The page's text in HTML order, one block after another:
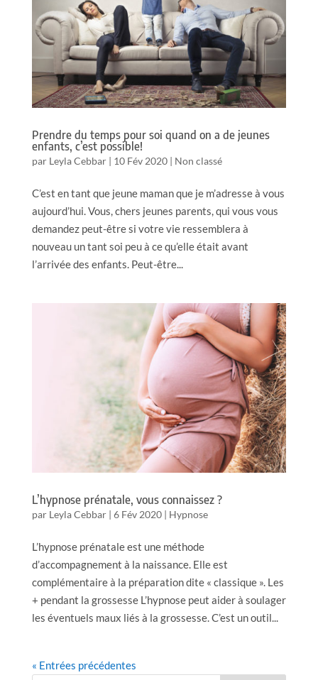
Prendre du temps pour soi quand on a de jeunes
enfants, c’est possible!
par Leyla Cebbar| 10 Fév 2020| Non classé
C’est en tant que jeune maman que je m’adresse à vous
aujourd’hui. Vous, chers jeunes parents, qui vous vous
demandez peut-être si votre vie ressemblera à
nouveau un tant soi peu à ce qu’elle était avant
l’arrivée des enfants. Peut-être...
L’hypnose prénatale, vous connaissez ?
par Leyla Cebbar| 6 Fév 2020| Hypnose
L’hypnose prénatale est une méthode
d’accompagnement à la naissance. Elle est
complémentaire à la préparation dite « classique ». Les
+ pendant la grossesse L’hypnose peut aider à soulager
les éventuels maux liés à la grossesse. C’est un outil...
« Entrées précédentes